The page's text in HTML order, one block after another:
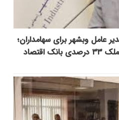
عامل وبشهر برای سهامداران؛
مجوز تاریخی تملک ۳۳ درصدی بانک اقتصاد